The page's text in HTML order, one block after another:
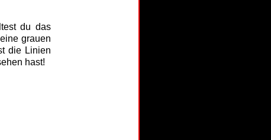
du das
grauen
die Linien
hast!